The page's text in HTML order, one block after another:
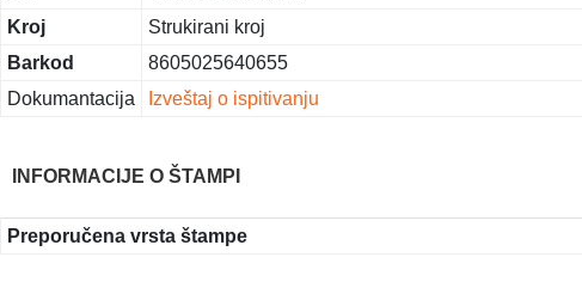
Kroj
Strukirani kroj
Barkod
8605025640655
Dokumantacija
Izveštaj o ispitivanju
INFORMACIJE O ŠTAMPI
Preporučena vrsta štampe